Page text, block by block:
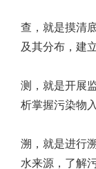
查，就是摸清
及其分布，建
测，就是开展
析掌握污染物
溯，就是进行
水来源，了解